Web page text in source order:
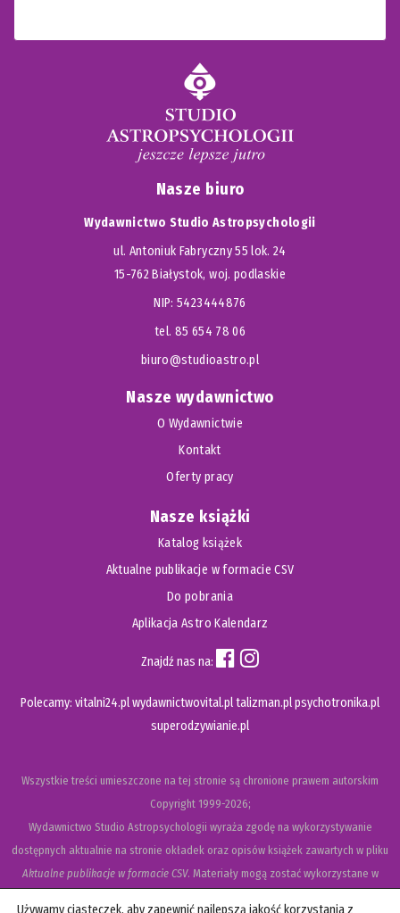
Nasze biuro
Wydawnictwo Studio Astropsychologii
ul. Antoniuk Fabryczny 55 lok. 24
15-762 Białystok, woj. podlaskie
NIP: 5423444876
tel. 85 654 78 06
biuro@studioastro.pl
Nasze wydawnictwo
O Wydawnictwie
Kontakt
Oferty pracy
Nasze książki
Katalog książek
Aktualne publikacje w formacie CSV
Do pobrania
Aplikacja Astro Kalendarz
Znajdź nas na:
Polecamy: vitalni24.plwydawnictwovital.pltalizman.plpsychotronika.pl
superodzywianie.pl
Wszystkie treści umieszczone na tej stronie są chronione prawem autorskim
Copyright1999-2026;
Wydawnictwo Studio Astropsychologii wyraża zgodę na wykorzystywanie
dostępnych aktualnie na stronie okładek oraz opisów książek zawartych w pliku
Aktualne publikacje w formacie CSV. Materiały mogą zostać wykorzystane w
Używamy ciasteczek, aby zapewnić najlepszą jakość korzystania z